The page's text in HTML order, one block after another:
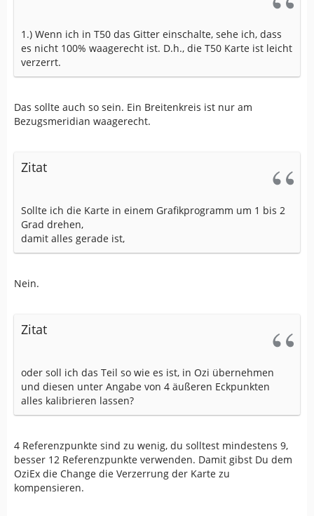
1.) Wenn ich in T50 das Gitter einschalte, sehe ich, dass
es nicht 100% waagerecht ist. D.h., die T50 Karte ist leicht
verzerrt.
Das sollte auch so sein. Ein Breitenkreis ist nur am
Bezugsmeridian waagerecht.
Zitat
Sollte ich die Karte in einem Grafikprogramm um 1 bis 2
Grad drehen,
damit alles gerade ist,
Nein.
Zitat
oder soll ich das Teil so wie es ist, in Ozi übernehmen
und diesen unter Angabe von 4 äußeren Eckpunkten
alles kalibrieren lassen?
4 Referenzpunkte sind zu wenig, du solltest mindestens 9,
besser 12 Referenzpunkte verwenden. Damit gibst Du dem
OziEx die Change die Verzerrung der Karte zu
kompensieren.